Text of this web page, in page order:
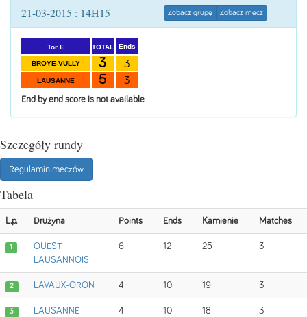
21-03-2015 : 14H15 Zobacz grupę Zobacz mecz
Tor E
BROYE-VULLY
LAUSANNE
TOTAL
3
5
Ends
3
3
End by end score is not available
Szczegóły rundy
Regulamin meczów
Tabela
L.p. Drużyna Points Ends Kamienie Matches
1
OUEST
LAUSANNOIS
6 12 25 3
2 LAVAUX-ORON 4 10 19 3
3 LAUSANNE 4 10 18 3